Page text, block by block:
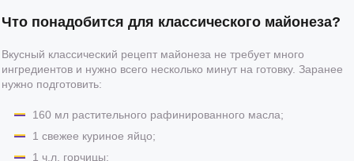
Что понадобится для классического майонеза?
Вкусный классический рецепт майонеза не требует много
ингредиентов и нужно всего несколько минут на готовку. Заранее
нужно подготовить:
160 мл растительного рафинированного масла;
1 свежее куриное яйцо;
1 ч.л. горчицы;